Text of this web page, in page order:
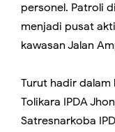
personel. Patroli
menjadi pusat
kawasan Jalan
Turut hadir dalam
Tolikara IPDA
Satresnarkoba